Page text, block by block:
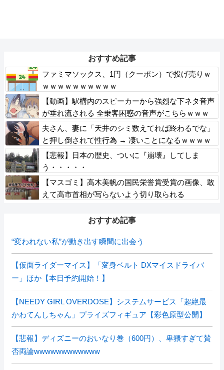
おすすめ記事
ファミマソックス、1円（クーポン）で投げ売りｗ
ｗｗｗｗｗｗｗｗｗｗ
【動画】駅構内のスピーカーから強烈な下ネタ音声
が垂れ流される 全乗客困惑の音声がこちらｗｗｗ
ｗｗｗ
夫さん、妻に「天井のシミ数えてれば終わるでな」
と押し倒されて性行為 → 凄いことになるｗｗｗｗ
ｗ
【悲報】日本の歴史、ついに『崩壊』してしま
う・・・・・
【マスゴミ】高木美帆の国民栄誉賞受賞の画像、敢
えて高市首相が写らないよう切り取られる
おすすめ記事
“変われない私”が動き出す瞬間に出会う
【仮面ライダーマイス】「変身ベルト DXマイスドライバ
ー」ほか【本日予約開始！】
【NEEDY GIRL OVERDOSE】システムサービス「超絶最
かわてんしちゃん」プライズフィギュア【彩色原型公開】
【悲報】ディズニーのおいなり巻（600円）、卑猥すぎて賛
否両論wwwwwwwwwwww